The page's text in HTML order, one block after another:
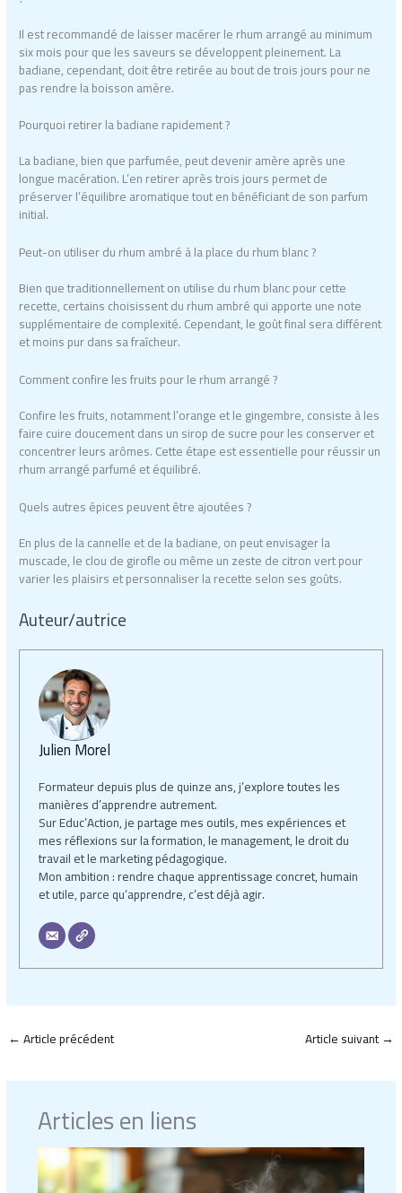
Il est recommandé de laisser macérer le rhum arrangé au minimum
six mois pour que les saveurs se développent pleinement. La
badiane, cependant, doit être retirée au bout de trois jours pour ne
pas rendre la boisson amère.
Pourquoi retirer la badiane rapidement ?
La badiane, bien que parfumée, peut devenir amère après une
longue macération. L’en retirer après trois jours permet de
préserver l’équilibre aromatique tout en bénéficiant de son parfum
initial.
Peut-on utiliser du rhum ambré à la place du rhum blanc ?
Bien que traditionnellement on utilise du rhum blanc pour cette
recette, certains choisissent du rhum ambré qui apporte une note
supplémentaire de complexité. Cependant, le goût final sera différent
et moins pur dans sa fraîcheur.
Comment confire les fruits pour le rhum arrangé ?
Confire les fruits, notamment l’orange et le gingembre, consiste à les
faire cuire doucement dans un sirop de sucre pour les conserver et
concentrer leurs arômes. Cette étape est essentielle pour réussir un
rhum arrangé parfumé et équilibré.
Quels autres épices peuvent être ajoutées ?
En plus de la cannelle et de la badiane, on peut envisager la
muscade, le clou de girofle ou même un zeste de citron vert pour
varier les plaisirs et personnaliser la recette selon ses goûts.
Auteur/autrice
Julien Morel
Formateur depuis plus de quinze ans, j’explore toutes les
manières d’apprendre autrement.
Sur Educ’Action, je partage mes outils, mes expériences et
mes réflexions sur la formation, le management, le droit du
travail et le marketing pédagogique.
Mon ambition : rendre chaque apprentissage concret, humain
et utile, parce qu’apprendre, c’est déjà agir.
←Article précédent Article suivant→
Articles en liens